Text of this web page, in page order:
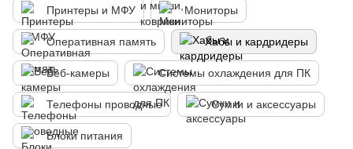
Принтеры и МФУ Мониторы
Оперативная память Хабы и кардридеры
Веб-камеры Системы охлаждения для ПК
Телефоны проводные Сумки и аксессуары
Блоки питания